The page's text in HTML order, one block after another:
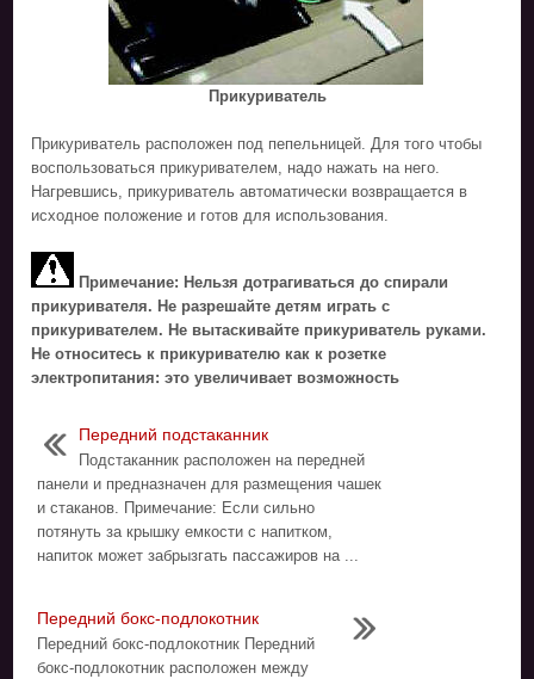
Прикуриватель
Прикуриватель расположен под пепельницей. Для того чтобы
воспользоваться прикуривателем, надо нажать на него.
Нагревшись, прикуриватель автоматически возвращается в
исходное положение и готов для использования.
Примечание: Нельзя дотрагиваться до спирали
прикуривателя. Не разрешайте детям играть с
прикуривателем. Не вытаскивайте прикуриватель руками.
Не относитесь к прикуривателю как к розетке
электропитания: это увеличивает возможность
Передний подстаканник
Подстаканник расположен на передней
панели и предназначен для размещения чашек
и стаканов. Примечание: Если сильно
потянуть за крышку емкости с напитком,
напиток может забрызгать пассажиров на ...
Передний бокс-подлокотник
Передний бокс-подлокотник Передний
бокс-подлокотник расположен между